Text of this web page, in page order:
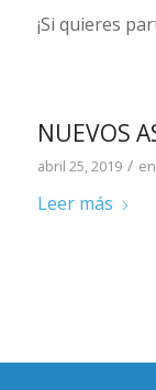
¡Si quieres
NUEVOS
abril 25, 2019 / en
Leer más